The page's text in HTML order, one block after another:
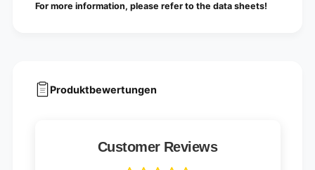
For more information, please refer to the data sheets!
Produktbewertungen
Customer Reviews